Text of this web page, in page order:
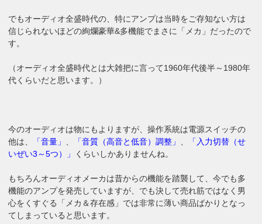
でもオーディオ全盛時代の、特にアンプは当時をご存知ない方は
信じられないほどの絢爛豪華&多機能でまさに「メカ」だったので
す。
（オーディオ全盛時代とは大雑把に言って1960年代後半～1980年
代くらいだと思います。）
今のオーディオは物にもよりますが、操作系統は電源スイッチの
他は、
「音量」 「音質（高音と低音）調整」
「入力切替（せ
いぜい3～5つ）」
くらいしかありませんね。
もちろんオーディオメーカは昔からの機能を踏襲して、今でも多
機能のアンプを発売していますが、でも決して売れ筋ではなく男
心をくすぐる「メカ＆存在感」では非常に薄い商品ばかりとなっ
てしまっていると思います。